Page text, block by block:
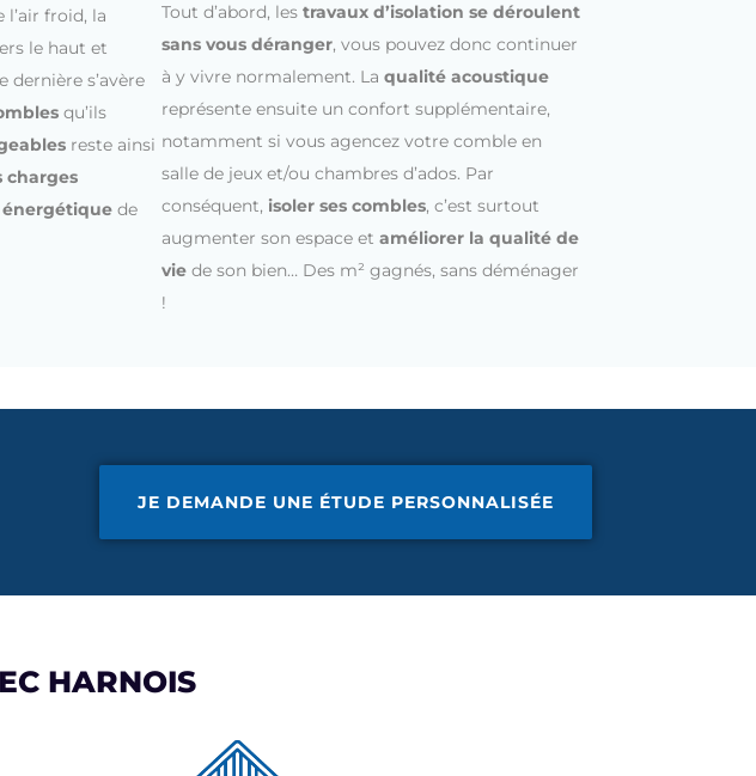
l’air froid, la
le haut et
dernière s’avère
qu’ils
reste ainsi
charges
de
Tout d’abord, les travaux d’isolation se déroulent
sans vous déranger, vous pouvez donc continuer
à y vivre normalement. La qualité acoustique
représente ensuite un confort supplémentaire,
notamment si vous agencez votre comble en
salle de jeux et/ou chambres d’ados. Par
conséquent, isoler ses combles, c’est surtout
augmenter son espace et améliorer la qualité de
vie de son bien… Des m² gagnés, sans déménager
!
JE DEMANDE UNE ÉTUDE PERSONNALISÉE
HARNOIS